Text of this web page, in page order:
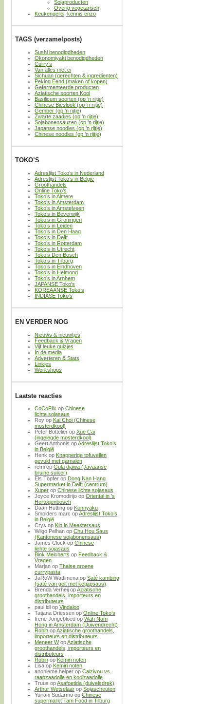
Sojaproducten
Overig vegetarisch
Keukengerei, kennis enzo
TAGS (verzamelposts)
Sushi benodigdheden
Okonomiyaki benodigdheden
Curry’s
Van alles met ei
Sichuan (gerechten & ingredienten)
Peking Eend (maken of kopen)
Gefermenteerde producten
Aziatische soorten Kool
Basilicum soorten (op ’n rijtje)
Chinese Bieslook (op ’n rijtje)
Gember (op ’n rijtje)
Zwarte zaadjes (op ’n rijtje)
Sojabonensauzen (op ’n rijtje)
Japanse noodles (op ’n rijtje)
Chinese noodles (op ’n rijtje)
TOKO’S
Adreslijst Toko’s in Nederland
Adreslijst Toko’s in België
Groothandels
Online Toko’s
Toko’s in Almere
Toko’s in Amsterdam
Toko’s in Amstelveen
Toko’s in Beverwijk
Toko’s in Groningen
Toko’s in Leiden
Toko’s in Den Haag
Toko’s in Delft
Toko’s in Rotterdam
Toko’s in Utrecht
Toko’s Den Bosch
Toko’s in Tilburg
Toko’s in Eindhoven
Toko’s in Helmond
Toko’s in Arnhem
JAPANSE Toko’s
KOREAANSE Toko’s
INDIASE Toko’s
EN VERDER NOG
Nieuws & nieuwtjes
Feedback & Vragen
Vijf leuke quizjes
In de media
Adverteren & Stats
Linkjes
Workshops
Laatste reacties
CoCoFlix op Chinese
lichte sojasaus
Roy op Kai Choi (Chinese
mosterdkool)
Peter Bottelier op Xue Cai
(ingelegde mosterdkool)
Geert Anthonis opAdreslijst Toko’s
in België
Henk op Knapperige tofuvellen
gevuld met garnalen
remi op Gula djawa (Javaanse
bruine suiker)
Els Töpfer op Dong Nan Hang
Supermarket in Delft (centrum)
Xuper op Chinese lichte sojasaus
Joyce Kromodirijo op Oriental in ’s
Hertogenbosch
Daan Hutting op Konnyaku
Smolders marc opAdreslijst Toko’s
in België
Crys op Kip in Meestersaus
Wilgo Pelhan op Chu Hou Saus
(Kantonese sojabonensaus)
James Clock op Chinese
lichte sojasaus
Bink Melcherts op Feedback &
Vragen
Marjan op Thaise groene
currypasta
JaRoW Wattimena op Saté kambing
(saté van geit met ketjapsaus)
Brenda Verheij opAziatische
groothandels, importeurs en
distributeurs
paul idi op Vindaloo
Tatjana Driessen op Online Toko’s
Irene Jongebloed op Wah Nam
Hong in Amsterdam (Duivendrecht)
Robin opAziatische groothandels,
importeurs en distributeurs
Meneer WopAziatische
groothandels, importeurs en
distributeurs
Robin op Kemiri noten
Lisa op Kemiri noten
anonieme helper op Caiziyou vs.
raapzaadolie en koolzaadolie
Truus opAsafoetida (duivelsdrek)
Arthur Wetselaar op Sojascheuten
Yuriani Sudarmo op Chinese
supermarkt Tam Food in Tilburg